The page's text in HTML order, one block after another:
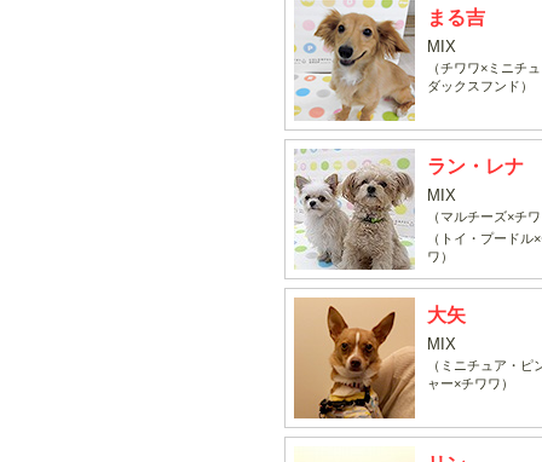
まる吉
MIX
（チワワ×ミニチ
ダックスフンド）
ラン・レナ
MIX
（マルチーズ×チ
（トイ・プードル
ワ）
大矢
MIX
（ミニチュア・ピ
ャー×チワワ）